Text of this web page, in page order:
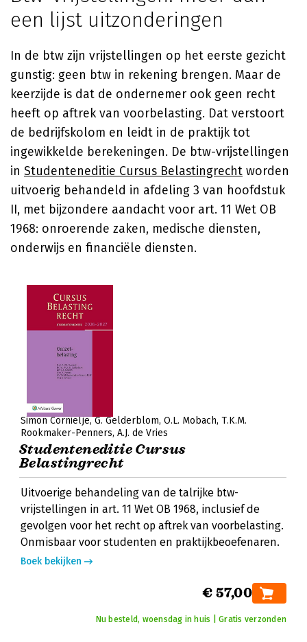
een lijst uitzonderingen
In de btw zijn vrijstellingen op het eerste gezicht
gunstig: geen btw in rekening brengen. Maar de
keerzijde is dat de ondernemer ook geen recht
heeft op aftrek van voorbelasting. Dat verstoort
de bedrijfskolom en leidt in de praktijk tot
ingewikkelde berekeningen. De btw-vrijstellingen
in Studenteneditie Cursus Belastingrecht worden
uitvoerig behandeld in afdeling 3 van hoofdstuk
II, met bijzondere aandacht voor art. 11 Wet OB
1968: onroerende zaken, medische diensten,
onderwijs en financiële diensten.
Simon Cornielje G. Gelderblom O.L. Mobach T.K.M.
Rookmaker-Penners A.J. de Vries
Studenteneditie Cursus
Belastingrecht
Uitvoerige behandeling van de talrijke btw-
vrijstellingen in art. 11 Wet OB 1968, inclusief de
gevolgen voor het recht op aftrek van voorbelasting.
Onmisbaar voor studenten en praktijkbeoefenaren.
Boek bekijken
€ 57,00
Nu besteld, woensdag in huis | Gratis verzonden